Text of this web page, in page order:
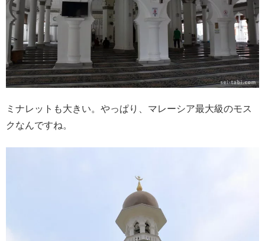
ミナレットも大きい。やっぱり、マレーシア最大級のモス
クなんですね。